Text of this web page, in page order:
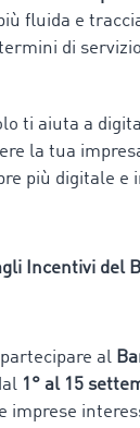
fluida e
di
ti aiuta a
la tua
più digitale e
Incentivi del
al
1° al 15
imprese